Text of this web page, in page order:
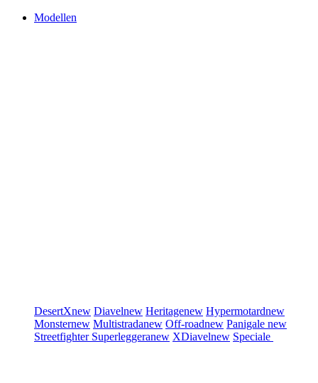
Modellen
DesertXnew Diavelnew Heritagenew Hypermotardnew
Monsternew Multistradanew Off-roadnew Panigale new
Streetfighter Superleggeranew XDiavelnew Speciale